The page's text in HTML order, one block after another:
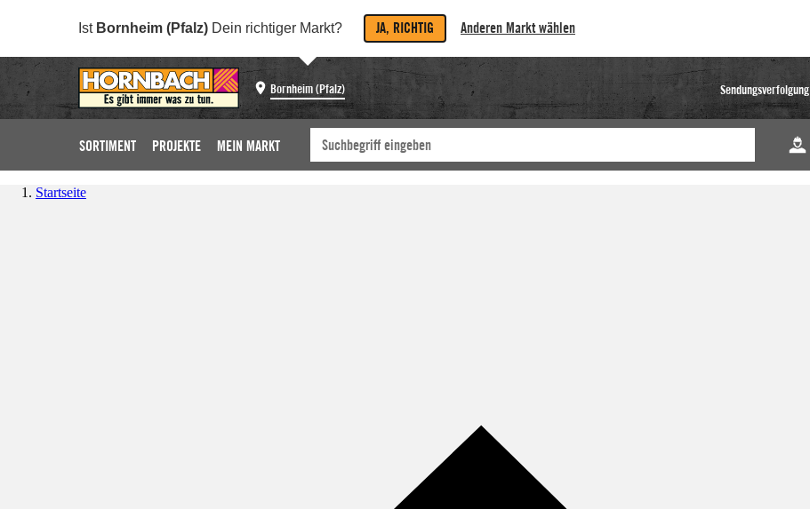
Ist Bornheim (Pfalz) Dein richtiger Markt? JA, RICHTIG Anderen Markt wählen
Bornheim (Pfalz) Sendungsverfolgung
SORTIMENT PROJEKTE MEIN MARKT
Startseite